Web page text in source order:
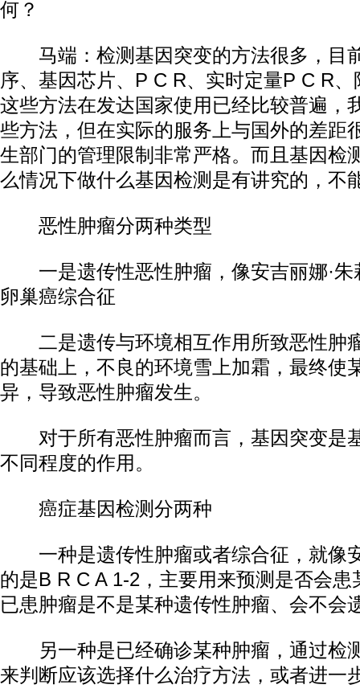
何？
马端：检测基因突变的方法很多，目
序、基因芯片、P C R、实时定量P C R
这些方法在发达国家使用已经比较普遍，
些方法，但在实际的服务上与国外的差距
生部门的管理限制非常严格。而且基因检
么情况下做什么基因检测是有讲究的，不
恶性肿瘤分两种类型
一是遗传性恶性肿瘤，像安吉丽娜·朱
卵巢癌综合征
二是遗传与环境相互作用所致恶性肿
的基础上，不良的环境雪上加霜，最终使
异，导致恶性肿瘤发生。
对于所有恶性肿瘤而言，基因突变是
不同程度的作用。
癌症基因检测分两种
一种是遗传性肿瘤或者综合征，就像
的是B R C A 1-2，主要用来预测是否会患
已患肿瘤是不是某种遗传性肿瘤、会不会
另一种是已经确诊某种肿瘤，通过检
来判断应该选择什么治疗方法，或者进一